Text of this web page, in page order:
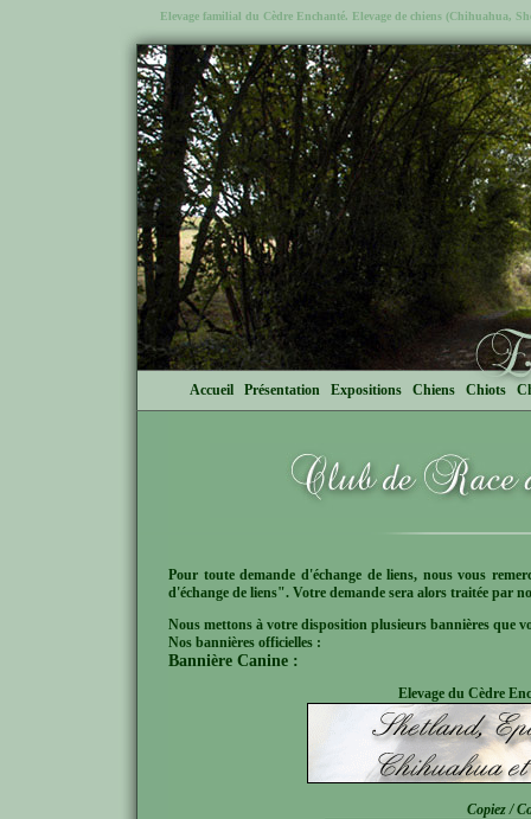
Elevage familial du Cèdre Enchanté. Elevage de chiens (Chihuahua,
Accueil Présentation Expositions Chiens Chiots
Pour toute demande d'échange de liens, nous vous
d'échange de liens". Votre demande sera alors traitée par
Nous mettons à votre disposition plusieurs bannières que
Nos bannières officielles :
Bannière Canine :
Elevage du Cèdre
Copiez /